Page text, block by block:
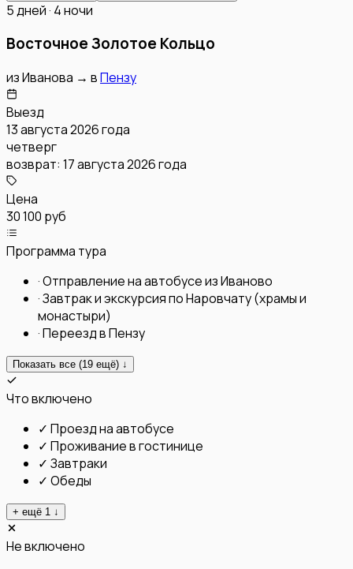
5 дней · 4 ночи
Восточное Золотое Кольцо
изИванова → вПензу
Выезд
13 августа 2026 года
четверг
возврат: 17 августа 2026 года
Цена
30 100 руб
Программа тура
·Отправление на автобусе из Иваново
·Завтрак и экскурсия по Наровчату (храмы и
монастыри)
·Переезд в Пензу
Показать все (19 ещё) ↓
Что включено
✓ Проезд на автобусе
✓ Проживание в гостинице
✓ Завтраки
✓ Обеды
+ ещё 1 ↓
Не включено